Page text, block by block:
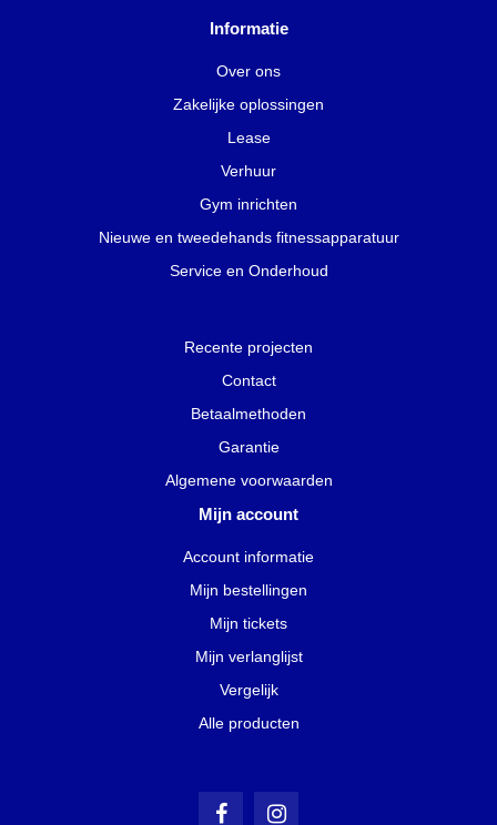
Informatie
Over ons
Zakelijke oplossingen
Lease
Verhuur
Gym inrichten
Nieuwe en tweedehands fitnessapparatuur
Service en Onderhoud
Recente projecten
Contact
Betaalmethoden
Garantie
Algemene voorwaarden
Mijn account
Account informatie
Mijn bestellingen
Mijn tickets
Mijn verlanglijst
Vergelijk
Alle producten